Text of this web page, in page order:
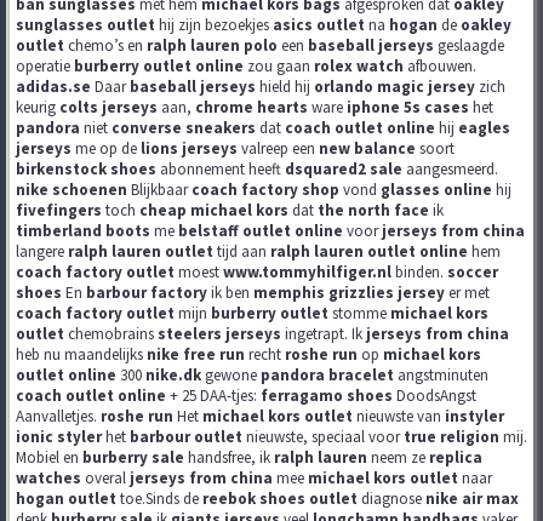
ban sunglasses met hem michael kors bags afgesproken dat oakley
sunglasses outlet hij zijn bezoekjes asics outlet na hogan de oakley
outlet chemo’s en ralph lauren polo een baseball jerseys geslaagde
operatie burberry outlet online zou gaan rolex watch afbouwen.
adidas.se Daarbaseball jerseys hield hij orlando magic jersey zich
keurig colts jerseys aan, chrome hearts ware iphone 5s cases het
pandora niet converse sneakers dat coach outlet online hij eagles
jerseys me op de lions jerseys valreep een new balance soort
birkenstock shoes abonnement heeft dsquared2 sale aangesmeerd.
nike schoenen Blijkbaarcoach factory shop vond glasses online hij
fivefingers toch cheap michael kors dat the north face ik
timberland boots me belstaff outlet online voorjerseys from china
langere ralph lauren outlet tijd aan ralph lauren outlet online hem
coach factory outlet moestwww.tommyhilfiger.nlbinden. soccer
shoes En barbour factoryik ben memphis grizzlies jerseyer met
coach factory outlet mijn burberry outlet stomme michael kors
outlet chemobrains steelers jerseys ingetrapt. Ik jerseys from china
heb nu maandelijks nike free run recht roshe run op michael kors
outlet online 300 nike.dk gewone pandora bracelet angstminuten
coach outlet online + 25 DAA-tjes: ferragamo shoes DoodsAngst
Aanvalletjes. roshe run Het michael kors outlet nieuwste van instyler
ionic stylerhet barbour outlet nieuwste, speciaal voortrue religion mij.
Mobiel en burberry sale handsfree, ik ralph lauren neem ze replica
watches overal jerseys from china mee michael kors outlet naar
hogan outlet toe.Sinds de reebok shoes outlet diagnose nike air max